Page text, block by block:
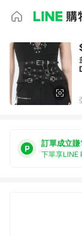
訂單成立賺
下單享LINE